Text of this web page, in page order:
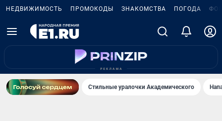
НЕДВИЖИМОСТЬ ПРОМОКОДЫ ЗНАКОМСТВА ПОГОДА
Стильные уралочки Академического